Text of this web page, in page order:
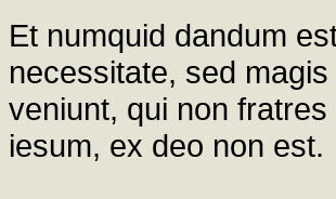
Et numquid dandum
necessitate, sed
veniunt, qui non
iesum, ex deo non est.